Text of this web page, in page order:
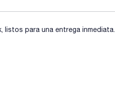
para una entrega inmediata.